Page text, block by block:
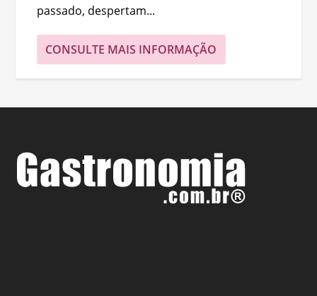
passado, despertam...
CONSULTE MAIS INFORMAÇÃO